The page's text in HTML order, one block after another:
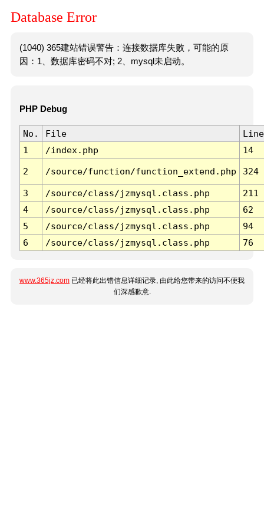
Database Error
(1040) 365建站错误警告：连接数据库失败，可能的原
因：1、数据库密码不对; 2、mysql未启动。
PHP Debug
No. File
Line
1
/index.php 14
2 /source/function/function_extend.php 324
3 /source/class/jzmysql.class.php
211
4
/source/class/jzmysql.class.php
62
5
/source/class/jzmysql.class.php
94
6
/source/class/jzmysql.class.php 76
www.365jz.com 已经将此出错信息详细记录, 由此给您带来的访问不便我
们深感歉意.